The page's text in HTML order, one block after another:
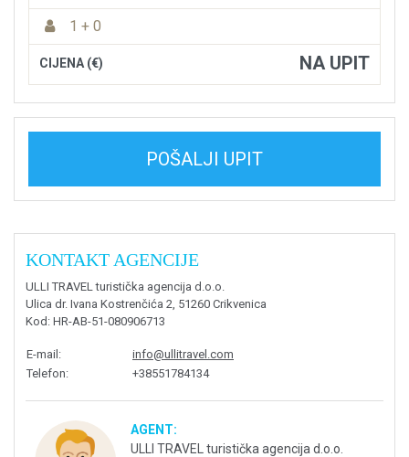
1 + 0
CIJENA (€) NA UPIT
POŠALJI UPIT
KONTAKT AGENCIJE
ULLI TRAVEL turistička agencija d.o.o.
Ulica dr. Ivana Kostrenčića 2, 51260 Crikvenica
Kod : HR-AB-51-080906713
E-mail :
info@ullitravel.com
Telefon: +38551784134
AGENT:
ULLI TRAVEL turistička agencija d.o.o.